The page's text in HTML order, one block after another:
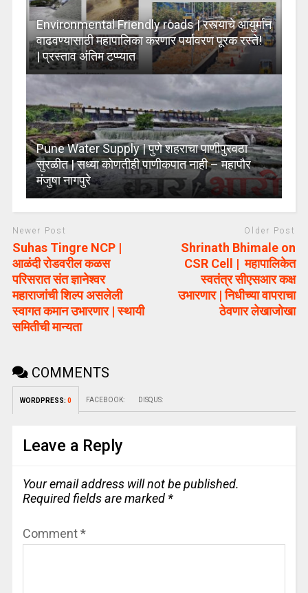
Environmental Friendly roads | रस्त्याचे आयुर्मान
वाढवण्यासाठी महापालिका करणार पर्यावरण पूरक रस्ते!
| प्रस्ताव अंतिम टप्प्यात
Pune Water Supply | पुणे शहराचा पाणीपुरवठा
सुरळीत | सध्या कोणतीही पाणीकपात नाही – महापौर
मंजुषा नागपुरे
Newer Post
Suhas Tingre NCP |
आळंदी रोडवरील कळस
परिसरात संत ज्ञानेश्वर
महाराजांची शिल्प असलेली
स्वागत कमान उभारणार | स्थायी
समितीची मान्यता
Older Post
Shrinath Bhimale on
CSR Cell | महापालिकेत
स्वतंत्र सीएसआर कक्ष
उभारणार | निधीच्या वापराचा
ठेवणार लेखाजोखा
COMMENTS
WORDPRESS: 0 FACEBOOK: DISQUS:
Leave a Reply
Your email address will not be published.
Required fields are marked *
Comment*